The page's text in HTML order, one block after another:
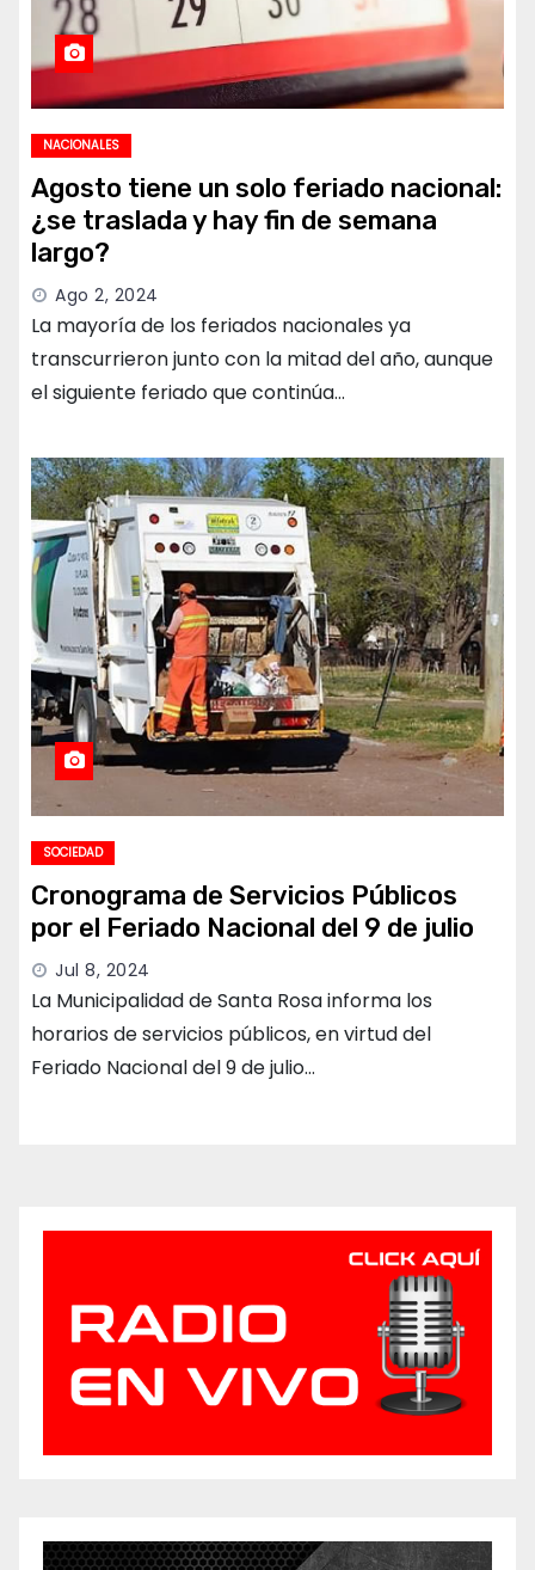
NACIONALES
Agosto tiene un solo feriado nacional:
¿se traslada y hay fin de semana
largo?
Ago 2, 2024
La mayoría de los feriados nacionales ya
transcurrieron junto con la mitad del año, aunque
el siguiente feriado que continúa…
SOCIEDAD
Cronograma de Servicios Públicos
por el Feriado Nacional del 9 de julio
Jul 8, 2024
La Municipalidad de Santa Rosa informa los
horarios de servicios públicos, en virtud del
Feriado Nacional del 9 de julio…